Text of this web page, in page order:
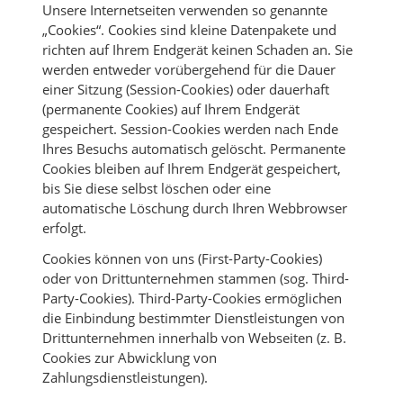
Unsere Internetseiten verwenden so genannte
„Cookies“. Cookies sind kleine Datenpakete und
richten auf Ihrem Endgerät keinen Schaden an. Sie
werden entweder vorübergehend für die Dauer
einer Sitzung (Session-Cookies) oder dauerhaft
(permanente Cookies) auf Ihrem Endgerät
gespeichert. Session-Cookies werden nach Ende
Ihres Besuchs automatisch gelöscht. Permanente
Cookies bleiben auf Ihrem Endgerät gespeichert,
bis Sie diese selbst löschen oder eine
automatische Löschung durch Ihren Webbrowser
erfolgt.
Cookies können von uns (First-Party-Cookies)
oder von Drittunternehmen stammen (sog. Third-
Party-Cookies). Third-Party-Cookies ermöglichen
die Einbindung bestimmter Dienstleistungen von
Drittunternehmen innerhalb von Webseiten (z. B.
Cookies zur Abwicklung von
Zahlungsdienstleistungen).